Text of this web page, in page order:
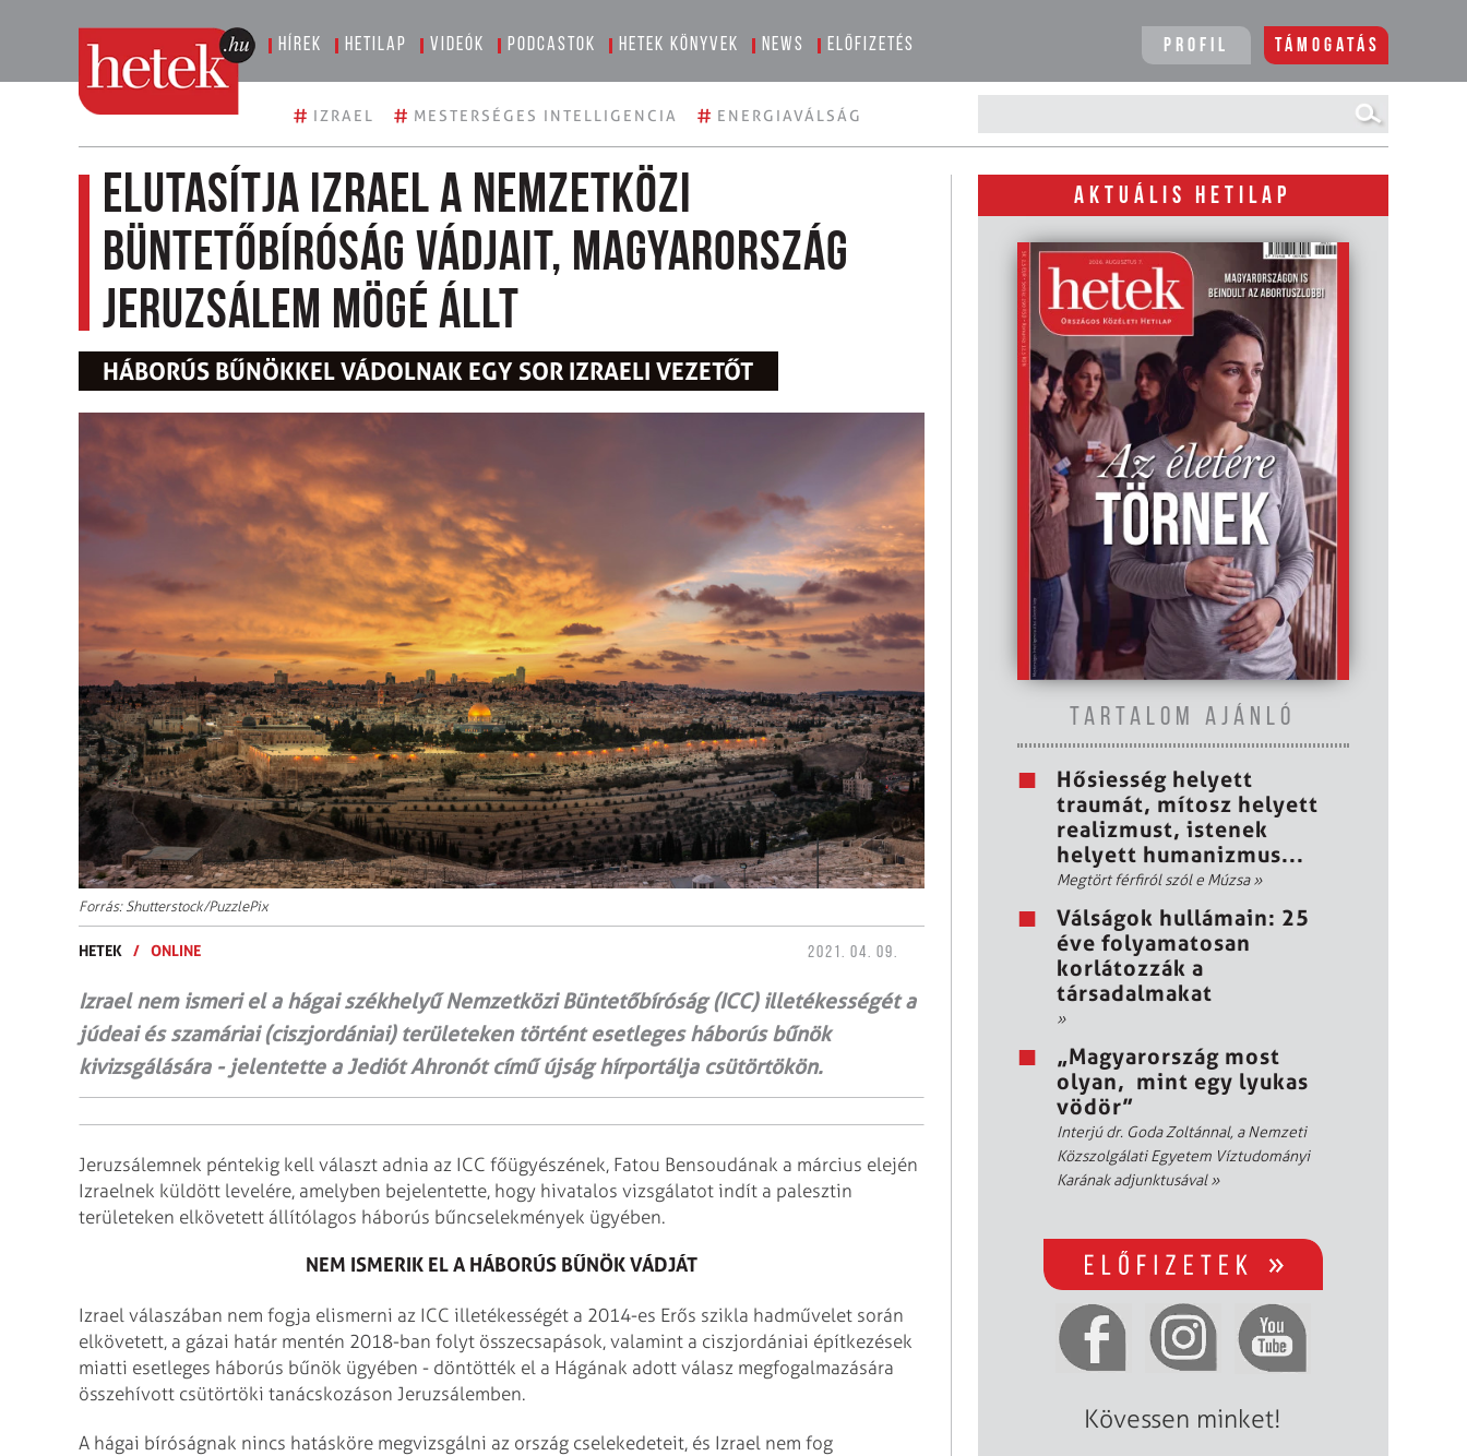
Hírek Hetilap Videók Podcastok Hetek könyvek News Előfizetés Profil Támogatás
# IZRAEL # MESTERSÉGES INTELLIGENCIA # ENERGIAVÁLSÁG
Elutasítja Izrael a Nemzetközi
Büntetőbíróság vádjait, Magyarország
Jeruzsálem mögé állt
HÁBORÚS BŰNÖKKEL VÁDOLNAK EGY SOR IZRAELI VEZETŐT
Forrás: Shutterstock/PuzzlePix
HETEK / ONLINE 2021. 04. 09.
Izrael nem ismeri el a hágai székhelyű Nemzetközi Büntetőbíróság (ICC) illetékességét a
júdeai és szamáriai (ciszjordániai) területeken történt esetleges háborús bűnök
kivizsgálására - jelentette a Jediót Ahronót című újság hírportálja csütörtökön.
Jeruzsálemnek péntekig kell választ adnia az ICC főügyészének, Fatou Bensoudának a március elején
Izraelnek küldött levelére, amelyben bejelentette, hogy hivatalos vizsgálatot indít a palesztin
területeken elkövetett állítólagos háborús bűncselekmények ügyében.
NEM ISMERIK EL A HÁBORÚS BŰNÖK VÁDJÁT
Izrael válaszában nem fogja elismerni az ICC illetékességét a 2014-es Erős szikla hadművelet során
elkövetett, a gázai határ mentén 2018-ban folyt összecsapások, valamint a ciszjordániai építkezések
miatti esetleges háborús bűnök ügyében - döntötték el a Hágának adott válasz megfogalmazására
összehívott csütörtöki tanácskozáson Jeruzsálemben.
A hágai bíróságnak nincs hatásköre megvizsgálni az ország cselekedeteit, és Izrael nem fog
AKTUÁLIS HETILAP
TARTALOM AJÁNLÓ
Hősiesség helyett
traumát, mítosz helyett
realizmust, istenek
helyett humanizmus...
Megtört férfiról szól e Múzsa»
Válságok hullámain: 25
éve folyamatosan
korlátozzák a
társadalmakat
»
„Magyarország most
olyan, mint egy lyukas
vödör”
Interjú dr. Goda Zoltánnal, a Nemzeti
Közszolgálati Egyetem Víztudományi
Karának adjunktusával»
Kövessen minket!